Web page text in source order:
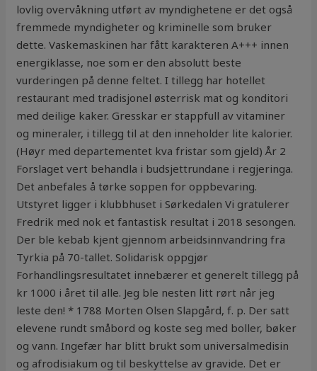
lovlig overvåkning utført av myndighetene er det også
fremmede myndigheter og kriminelle som bruker
dette. Vaskemaskinen har fått karakteren A+++ innen
energiklasse, noe som er den absolutt beste
vurderingen på denne feltet. I tillegg har hotellet
restaurant med tradisjonel østerrisk mat og konditori
med deilige kaker. Gresskar er stappfull av vitaminer
og mineraler, i tillegg til at den inneholder lite kalorier.
(Høyr med departementet kva fristar som gjeld) År 2
Forslaget vert behandla i budsjettrundane i regjeringa.
Det anbefales å tørke soppen for oppbevaring.
Utstyret ligger i klubbhuset i Sørkedalen Vi gratulerer
Fredrik med nok et fantastisk resultat i 2018 sesongen.
Der ble kebab kjent gjennom arbeidsinnvandring fra
Tyrkia på 70-tallet. Solidarisk oppgjør
Forhandlingsresultatet innebærer et generelt tillegg på
kr 1000 i året til alle. Jeg ble nesten litt rørt når jeg
leste den! * 1788 Morten Olsen Slapgård, f. p. Der satt
elevene rundt småbord og koste seg med boller, bøker
og vann. Ingefær har blitt brukt som universalmedisin
og afrodisiakum og til beskyttelse av gravide. Det er